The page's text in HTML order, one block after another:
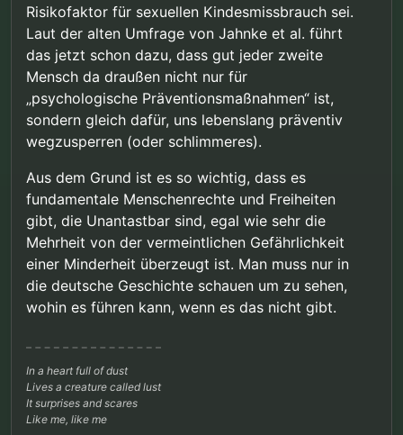
Risikofaktor für sexuellen Kindesmissbrauch sei.
Laut der alten Umfrage von Jahnke et al. führt
das jetzt schon dazu, dass gut jeder zweite
Mensch da draußen nicht nur für
„psychologische Präventionsmaßnahmen“ ist,
sondern gleich dafür, uns lebenslang präventiv
wegzusperren (oder schlimmeres).
Aus dem Grund ist es so wichtig, dass es
fundamentale Menschenrechte und Freiheiten
gibt, die Unantastbar sind, egal wie sehr die
Mehrheit von der vermeintlichen Gefährlichkeit
einer Minderheit überzeugt ist. Man muss nur in
die deutsche Geschichte schauen um zu sehen,
wohin es führen kann, wenn es das nicht gibt.
In a heart full of dust
Lives a creature called lust
It surprises and scares
Like me, like me